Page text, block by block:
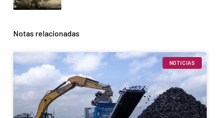
Notas relacionadas
NOTICIAS